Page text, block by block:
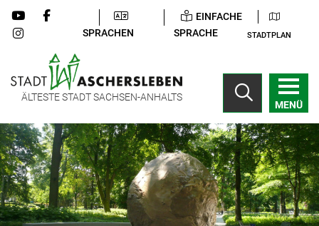
SPRACHEN
EINFACHE
SPRACHE
STADTPLAN
ÄLTESTE STADT SACHSEN-ANHALTS
MENÜ